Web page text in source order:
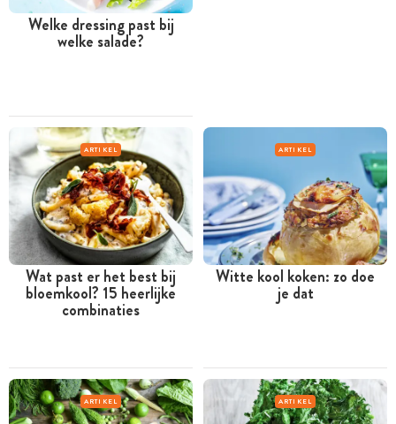
Welke dressing past bij
welke salade?
ARTIKEL
Wat past er het best bij
bloemkool? 15 heerlijke
combinaties
ARTIKEL
Witte kool koken: zo doe
je dat
ARTIKEL ARTIKEL